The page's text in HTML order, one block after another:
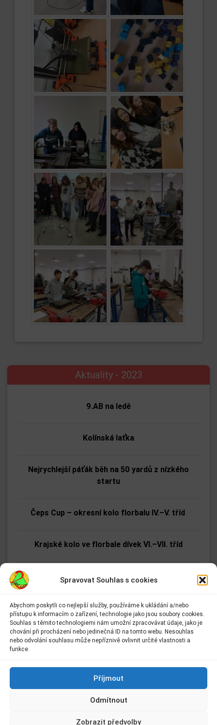
Spravovat Souhlas s cookies
Abychom poskytli co nejlepší služby, používáme k ukládání a/nebo
přístupu k informacím o zařízení, technologie jako jsou soubory cookies.
Souhlas s těmito technologiemi nám umožní zpracovávat údaje, jako je
chování při procházení nebo jedinečná ID na tomto webu. Nesouhlas
nebo odvolání souhlasu může nepříznivě ovlivnit určité vlastnosti a
funkce.
Příjmout
Odmítnout
Zobrazit předvolby
Aktuality - 2023
9.AB na ledě
Kolínská laťka
Nejrychlejší páťák běh na 50 yardů z nízkého
startu
Čeps Cup – okresní kolo florbalu IV.–V. tříd
Krajské kolo ve florbale dívek VI.–VII. tříd
Srdíčka pro charitativní akci „Pomáháme srdcem“
Světla a svítidla se školní družinou II. A
Celodružinová akce
stromečku
Adresa:
Základní škola Kolín II.
Kmochova 943
Kontakt:
E-mail: info@2zskolin.cz
–